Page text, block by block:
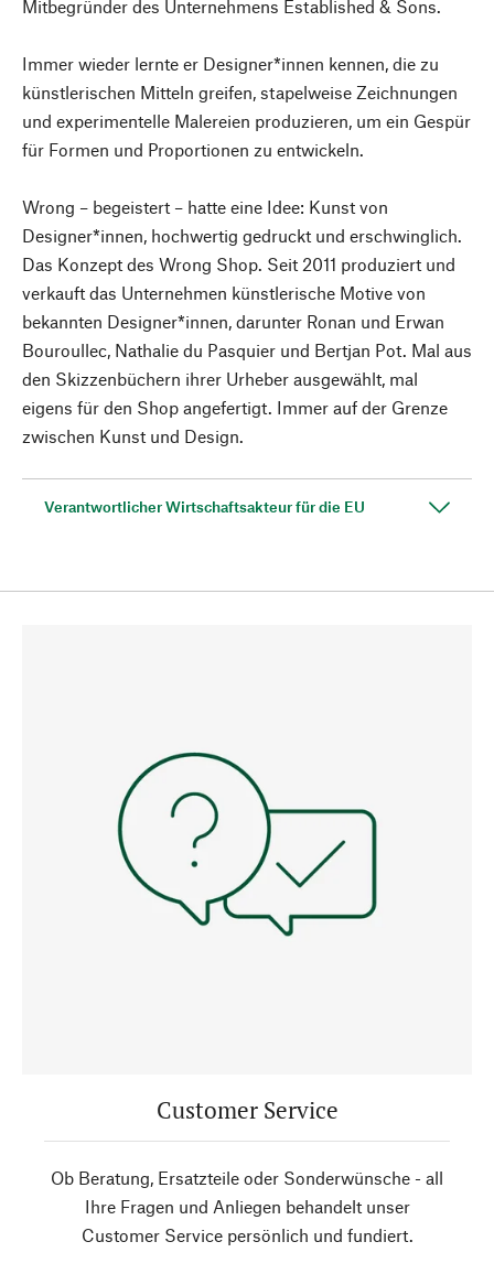
Mitbegründer des Unternehmens Established & Sons.
Immer wieder lernte er Designer*innen kennen, die zu
künstlerischen Mitteln greifen, stapelweise Zeichnungen
und experimentelle Malereien produzieren, um ein Gespür
für Formen und Proportionen zu entwickeln.
Wrong – begeistert – hatte eine Idee: Kunst von
Designer*innen, hochwertig gedruckt und erschwinglich.
Das Konzept des Wrong Shop. Seit 2011 produziert und
verkauft das Unternehmen künstlerische Motive von
bekannten Designer*innen, darunter Ronan und Erwan
Bouroullec, Nathalie du Pasquier und Bertjan Pot. Mal aus
den Skizzenbüchern ihrer Urheber ausgewählt, mal
eigens für den Shop angefertigt. Immer auf der Grenze
zwischen Kunst und Design.
Verantwortlicher Wirtschaftsakteur für die EU
Customer Service
Ob Beratung, Ersatzteile oder Sonderwünsche - all
Ihre Fragen und Anliegen behandelt unser
Customer Service persönlich und fundiert.